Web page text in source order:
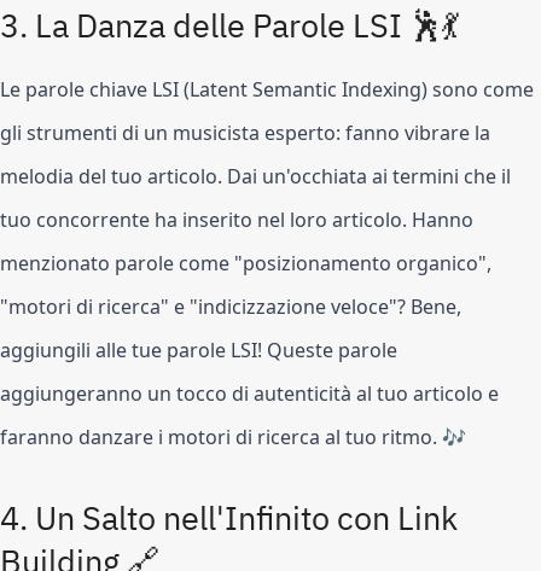
3. La Danza delle Parole LSI 🕺💃
Le parole chiave LSI (Latent Semantic Indexing) sono come
gli strumenti di un musicista esperto: fanno vibrare la
melodia del tuo articolo. Dai un'occhiata ai termini che il
tuo concorrente ha inserito nel loro articolo. Hanno
menzionato parole come "posizionamento organico",
"motori di ricerca" e "indicizzazione veloce"? Bene,
aggiungili alle tue parole LSI! Queste parole
aggiungeranno un tocco di autenticità al tuo articolo e
faranno danzare i motori di ricerca al tuo ritmo. 🎶
4. Un Salto nell'Infinito con Link